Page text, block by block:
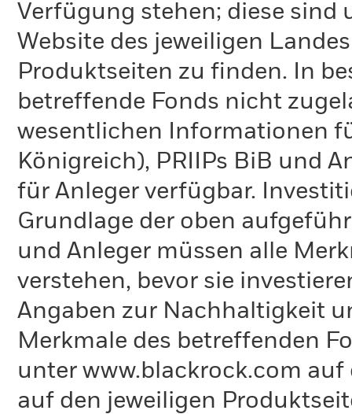
Verfügung stehen; diese sind
Website des jeweiligen
Produktseiten zu finden. In
betreffende Fonds nicht
wesentlichen Informationen
Königreich), PRIIPs BiB und
für Anleger verfügbar.
Grundlage der oben
und Anleger müssen alle
verstehen, bevor sie
Angaben zur Nachhaltigkeit
Merkmale des betreffenden
unter www.blackrock.com auf
auf den jeweiligen